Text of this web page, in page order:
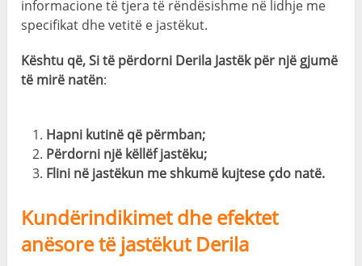
informacione të tjera të rëndësishme në lidhje me
specifikat dhe vetitë e jastëkut.
Kështu që, Si të përdorni Derila Jastëk për një gjumë
të mirë natën:
Hapni kutinë që përmban;
Përdorni një këllëf jastëku;
Flini në jastëkun me shkumë kujtese çdo natë.
Kundërindikimet dhe efektet
anësore të jastëkut Derila